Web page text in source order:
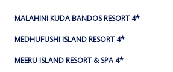
MALAHINI KUDA BANDOS RESORT 4*
MEDHUFUSHI ISLAND RESORT 4*
MEERU ISLAND RESORT & SPA 4*